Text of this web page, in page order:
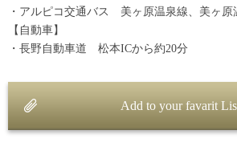
・アルピコ交通バス 美ヶ原温泉線、美ヶ原
【自動車】
・長野自動車道 松本ICから約20分
Add to your favarit